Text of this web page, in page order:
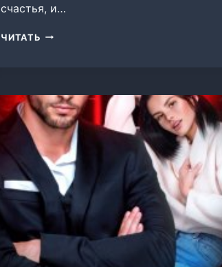
счастья, и…
ЧИТАТЬ Я.